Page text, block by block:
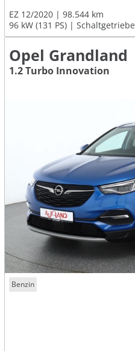
EZ 12/2020
98.544 km
96 kW (131 PS)
Schaltgetriebe
Opel Grandland
1.2 Turbo Innovation
Benzin